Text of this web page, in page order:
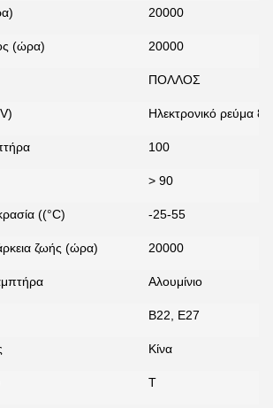
20000
(ώρα) 20000
ΠΟΛΛΟΣ
Ηλεκτρονικό ρεύμα
100
> 90
((°C) -25-55
ζωής (ώρα) 20000
Αλουμίνιο
Β22, Ε27
Κίνα
Τ